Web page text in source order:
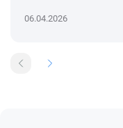
06.04.2026